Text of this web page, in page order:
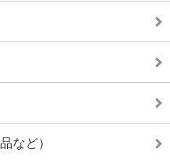
など）